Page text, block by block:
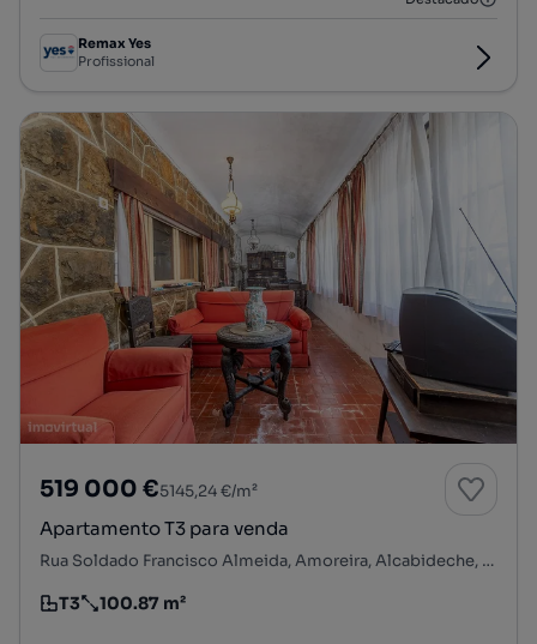
Remax Yes
Profissional
519 000 €5145,24 €/m²
Apartamento T3 para venda
Rua Soldado Francisco Almeida, Amoreira, Alcabideche, Cascais, Lisboa
Tipologia
T3
Preço por metro quadrado
100.87 m²